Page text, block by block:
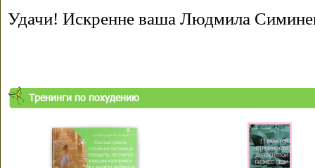
Удачи! Искренне ваша Людмила
Тренинги по похудению